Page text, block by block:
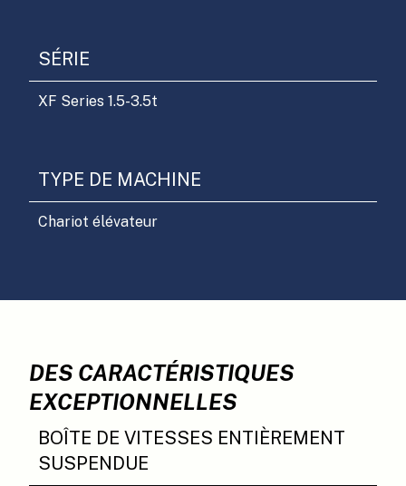
SÉRIE
XF Series 1.5-3.5t
TYPE DE MACHINE
Chariot élévateur
DES CARACTÉRISTIQUES
EXCEPTIONNELLES
BOÎTE DE VITESSES ENTIÈREMENT
SUSPENDUE